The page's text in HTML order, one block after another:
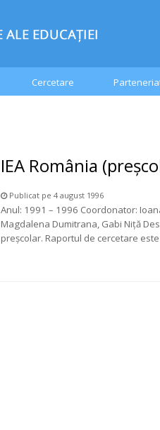
Cercetare
IEA România
Publicat pe 4 august 1996
Anul: 1991 – 1996 Coordonator:
Magdalena Dumitrana, Gabi Niță
preșcolar. Raportul de cercetare